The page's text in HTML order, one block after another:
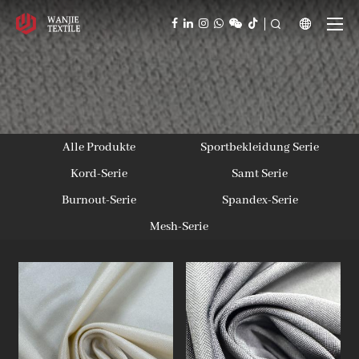
  
Alle Produkte
Sportbekleidung Serie
Kord-Serie
Samt Serie
Burnout-Serie
Spandex-Serie
Mesh-Serie